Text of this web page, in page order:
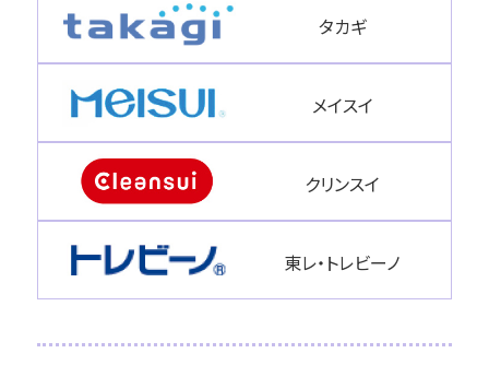
タカギ
メイスイ
クリンスイ
東レ・トレビーノ